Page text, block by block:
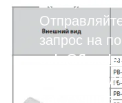
запрос на
Подберем
вас лучшее